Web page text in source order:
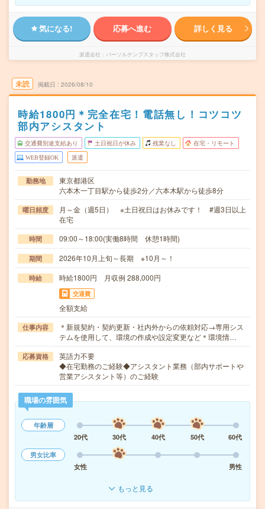
気になる! 応募へ進む 詳しく見る
派遣会社 パーソルテンプスタッフ株式会社
未読 掲載日 2026/08/10
時給1800円＊完全在宅！電話無し！コツコツ
部内アシスタント
交通費別途支給あり 土日祝日が休み 残業なし 在宅・リモート
WEB登録OK 派遣
勤務地
東京都港区
六本木一丁目駅から徒歩2分／六本木駅から徒歩8分
曜日頻度
月～金（週5日） ※土日祝日はお休みです！ #週3日以上
在宅
時間 09:00～18:00(実働8時間 休憩1時間)
期間 2026年10月上旬～長期 ※10月～！
時給 時給1800円 月収例 288,000円
交通費
全額支給
仕事内容
＊新規契約・契約更新・社内外からの依頼対応→専用シス
テムを使用して、環境の作成や設定変更など＊環境情…
応募資格
英語力不要
◆在宅勤務のご経験◆アシスタント業務（部内サポートや
営業アシスタント等）のご経験
職場の雰囲気
年齢層
20代
30代 40代 50代
60代
男女比率
女性
男性
もっと見る